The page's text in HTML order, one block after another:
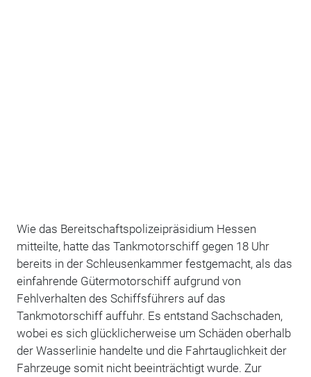
Wie das Bereitschaftspolizeipräsidium Hessen
mitteilte, hatte das Tankmotorschiff gegen 18 Uhr
bereits in der Schleusenkammer festgemacht, als das
einfahrende Gütermotorschiff aufgrund von
Fehlverhalten des Schiffsführers auf das
Tankmotorschiff auffuhr. Es entstand Sachschaden,
wobei es sich glücklicherweise um Schäden oberhalb
der Wasserlinie handelte und die Fahrtauglichkeit der
Fahrzeuge somit nicht beeinträchtigt wurde. Zur